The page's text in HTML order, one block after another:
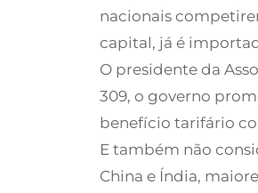
nacionais
capital, já é
O presidente da
309, o governo
benefício tarifário
E também não
China e Índia,